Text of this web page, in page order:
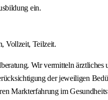
ein.
Vollzeit, Teilzeit.
Wir vermitteln ärztliches
der jeweiligen
Markterfahrung im